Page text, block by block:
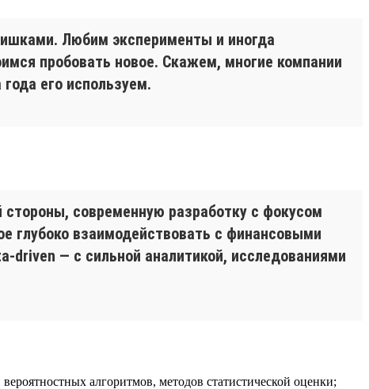
Любим эксперименты и иногда
пробовать новое. Скажем, многие компании
его используем.
современную разработку с фокусом
глубоко взаимодействовать с финансовыми
driven — с сильной аналитикой, исследованиями
алгоритмов, методов статистической оценки;